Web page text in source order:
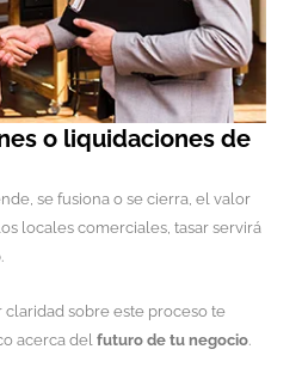
o liquidaciones de
se fusiona o se cierra, el valor
locales comerciales, tasar servirá
claridad sobre este proceso te
acerca del futuro de tu negocio.